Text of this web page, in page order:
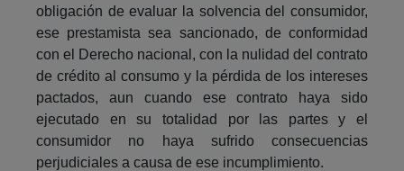
obligación de evaluar la solvencia del consumidor,
ese prestamista sea sancionado, de conformidad
con el Derecho nacional, con la nulidad del contrato
de crédito al consumo y la pérdida de los intereses
pactados, aun cuando ese contrato haya sido
ejecutado en su totalidad por las partes y el
consumidor no haya sufrido consecuencias
perjudiciales a causa de ese incumplimiento.